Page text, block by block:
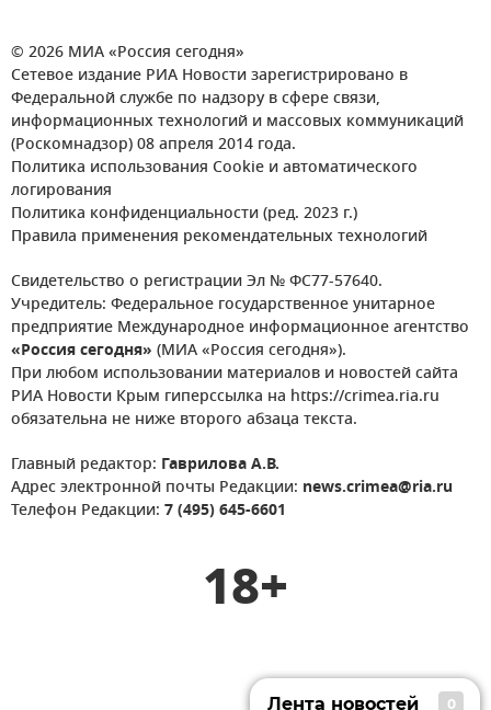
© 2026 МИА «Россия сегодня»
Сетевое издание РИА Новости зарегистрировано в
Федеральной службе по надзору в сфере связи,
информационных технологий и массовых коммуникаций
(Роскомнадзор) 08 апреля 2014 года.
Политика использования Cookie и автоматического
логирования
Политика конфиденциальности (ред. 2023 г.)
Правила применения рекомендательных технологий
Свидетельство о регистрации Эл № ФС77-57640.
Учредитель: Федеральное государственное унитарное
предприятие Международное информационное агентство
«Россия сегодня» (МИА «Россия сегодня»).
При любом использовании материалов и новостей сайта
РИА Новости Крым гиперссылка на https://crimea.ria.ru
обязательна не ниже второго абзаца текста.
Главный редактор: Гаврилова А.В.
Адрес электронной почты Редакции: news.crimea@ria.ru
Телефон Редакции: 7 (495) 645-6601
18+
Лента новостей 0